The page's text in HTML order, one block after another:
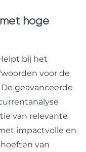
hoge
bij het
voor de
geavanceerde
van relevante
impactvolle en
van